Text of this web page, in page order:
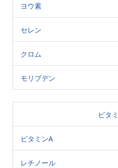
ヨウ素
セレン
クロム
モリブデン
ビタ
ビタミンA
レチノール